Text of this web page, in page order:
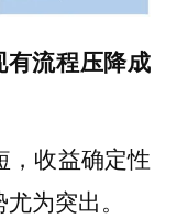
流程压降成
，收益确定性
为突出。